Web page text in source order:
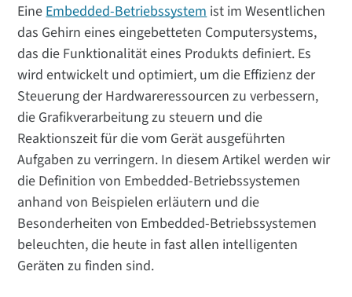
Eine Embedded-Betriebssystem ist im Wesentlichen
das Gehirn eines eingebetteten Computersystems,
das die Funktionalität eines Produkts definiert. Es
wird entwickelt und optimiert, um die Effizienz der
Steuerung der Hardwareressourcen zu verbessern,
die Grafikverarbeitung zu steuern und die
Reaktionszeit für die vom Gerät ausgeführten
Aufgaben zu verringern. In diesem Artikel werden wir
die Definition von Embedded-Betriebssystemen
anhand von Beispielen erläutern und die
Besonderheiten von Embedded-Betriebssystemen
beleuchten, die heute in fast allen intelligenten
Geräten zu finden sind.